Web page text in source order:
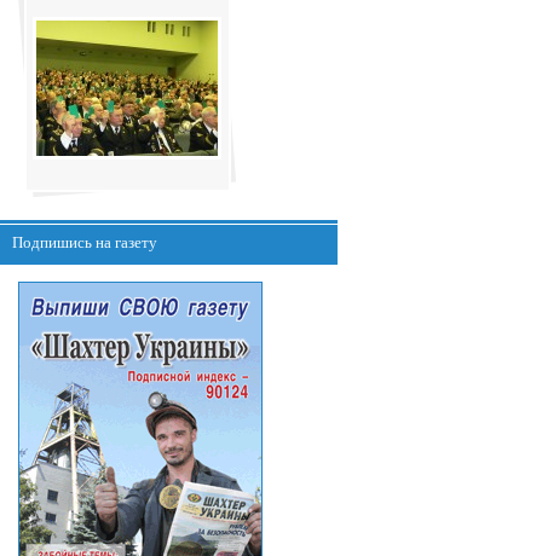
Подпишись на газету